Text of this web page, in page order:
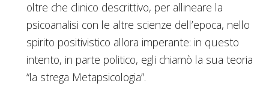
oltre che clinico descrittivo, per allineare la
psicoanalisi con le altre scienze dell’epoca, nello
spirito positivistico allora imperante: in questo
intento, in parte politico, egli chiamò la sua teoria
“la strega Metapsicologia”.